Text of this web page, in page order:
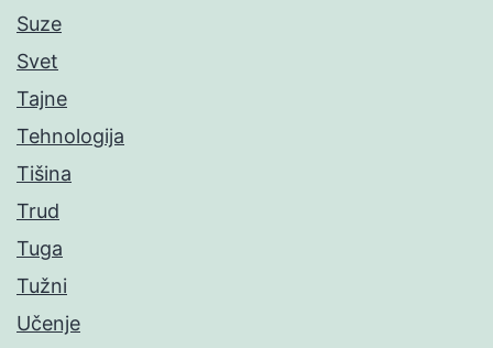
Suze
Svet
Tajne
Tehnologija
Tišina
Trud
Tuga
Tužni
Učenje